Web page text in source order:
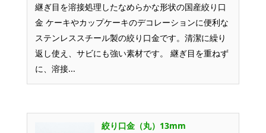
継ぎ目を溶接処理したなめらかな形状の国産絞り口
金 ケーキやカップケーキのデコレーションに便利な
ステンレススチール製の絞り口金です。清潔に繰り
返し使え、サビにも強い素材です。 継ぎ目を重ねず
に、溶接...
絞り口金（丸）13mm